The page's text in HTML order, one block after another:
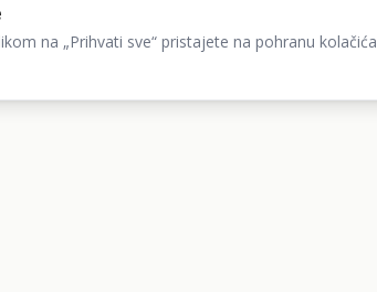
na „Prihvati sve“ pristajete na pohranu kolačića